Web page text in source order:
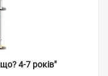
4-7 років"